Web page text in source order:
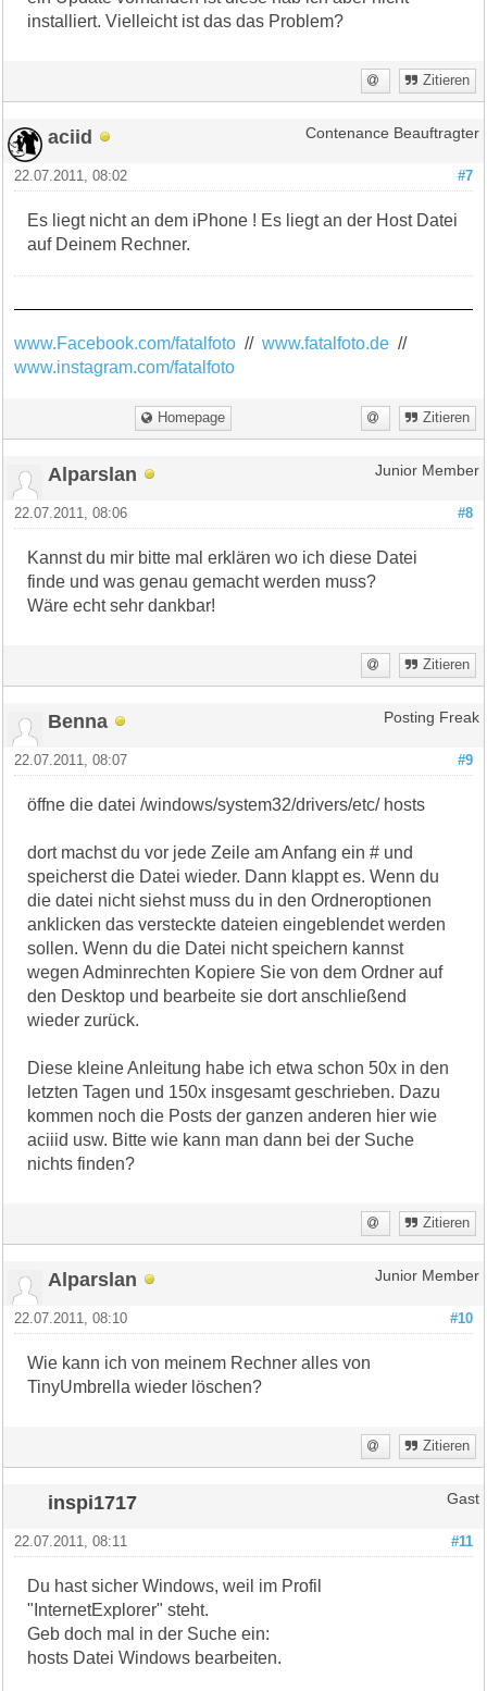
installiert. Vielleicht ist das das Problem?
Zitieren
aciid Contenance Beauftragter
#7
22.07.2011, 08:02
Es liegt nicht an dem iPhone ! Es liegt an der Host Datei
auf Deinem Rechner.
www.Facebook.com/fatalfoto //www.fatalfoto.de //
www.instagram.com/fatalfoto
Homepage Zitieren
Alparslan Junior Member
#8
22.07.2011, 08:06
Kannst du mir bitte mal erklären wo ich diese Datei
finde und was genau gemacht werden muss?
Wäre echt sehr dankbar!
Zitieren
Benna Posting Freak
#9
22.07.2011, 08:07
öffne die datei /windows/system32/drivers/etc/ hosts
dort machst du vor jede Zeile am Anfang ein # und
speicherst die Datei wieder. Dann klappt es. Wenn du
die datei nicht siehst muss du in den Ordneroptionen
anklicken das versteckte dateien eingeblendet werden
sollen. Wenn du die Datei nicht speichern kannst
wegen Adminrechten Kopiere Sie von dem Ordner auf
den Desktop und bearbeite sie dort anschließend
wieder zurück.
Diese kleine Anleitung habe ich etwa schon 50x in den
letzten Tagen und 150x insgesamt geschrieben. Dazu
kommen noch die Posts der ganzen anderen hier wie
aciiid usw. Bitte wie kann man dann bei der Suche
nichts finden?
Zitieren
Alparslan Junior Member
#10
22.07.2011, 08:10
Wie kann ich von meinem Rechner alles von
TinyUmbrella wieder löschen?
Zitieren
inspi1717 Gast
#11
22.07.2011, 08:11
Du hast sicher Windows, weil im Profil
"InternetExplorer" steht.
Geb doch mal in der Suche ein:
hosts Datei Windows bearbeiten.